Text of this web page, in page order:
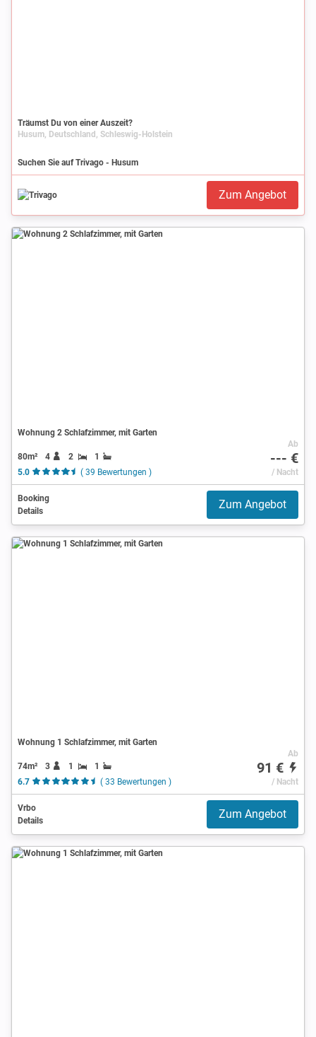
Träumst Du von einer Auszeit?
Husum, Deutschland, Schleswig-Holstein
Suchen Sie auf Trivago - Husum
Zum Angebot
Wohnung 2 Schlafzimmer, mit Garten
80m² 4 2
1
5.0
( 39 Bewertungen )
Ab
--- €
/ Nacht
Booking
Details
Zum Angebot
Wohnung 1 Schlafzimmer, mit Garten
74m² 3 1
1
6.7
( 33 Bewertungen )
Ab
91 €
/ Nacht
Vrbo
Details
Zum Angebot